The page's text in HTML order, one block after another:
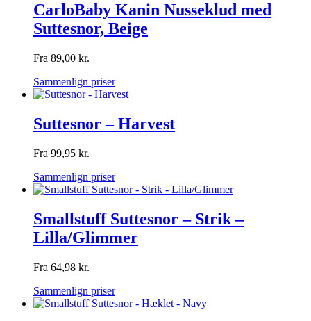
CarloBaby Kanin Nusseklud med
Suttesnor, Beige
Fra 89,00 kr.
Sammenlign priser
Suttesnor – Harvest
Fra 99,95 kr.
Sammenlign priser
Smallstuff Suttesnor – Strik –
Lilla/Glimmer
Fra 64,98 kr.
Sammenlign priser